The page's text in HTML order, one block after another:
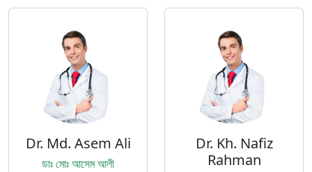
Dr. Md. Asem Ali
ডাঃ মোঃ আসেম আলী
Dr. Kh. Nafiz
Rahman